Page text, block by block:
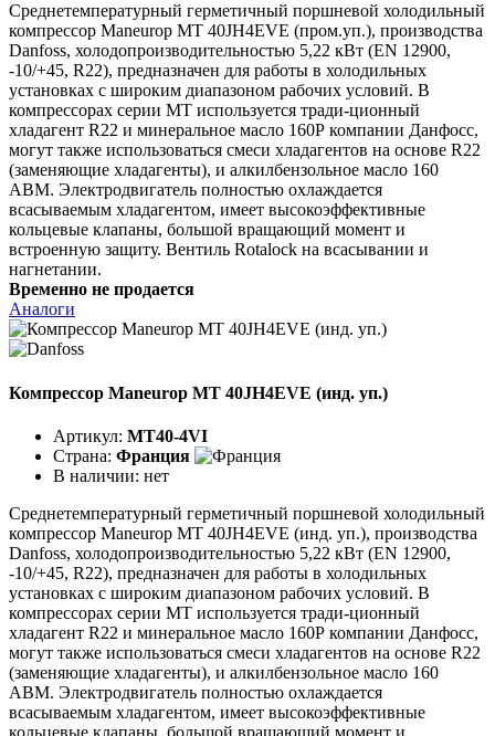
Среднетемпературный герметичный поршневой холодильный
компрессор Maneurop MT 40JH4EVE (пром.уп.), производства
Danfoss, холодопроизводительностью 5,22 кВт (EN 12900,
-10/+45, R22), предназначен для работы в холодильных
установках с широким диапазоном рабочих условий. В
компрессорах серии МТ используется тради-ционный
хладагент R22 и минеральное масло 160Р компании Данфосс,
могут также использоваться смеси хладагентов на основе R22
(заменяющие хладагенты), и алкилбензольное масло 160
АВМ. Электродвигатель полностью охлаждается
всасываемым хладагентом, имеет высокоэффективные
кольцевые клапаны, большой вращающий момент и
встроенную защиту. Вентиль Rotalock на всасывании и
нагнетании.
Временно не продается
Аналоги
Компрессор Maneurop MT 40JH4EVE (инд. уп.)
Артикул: MT40-4VI
Страна: Франция
В наличии: нет
Среднетемпературный герметичный поршневой холодильный
компрессор Maneurop MT 40JH4EVE (инд. уп.), производства
Danfoss, холодопроизводительностью 5,22 кВт (EN 12900,
-10/+45, R22), предназначен для работы в холодильных
установках с широким диапазоном рабочих условий. В
компрессорах серии МТ используется тради-ционный
хладагент R22 и минеральное масло 160Р компании Данфосс,
могут также использоваться смеси хладагентов на основе R22
(заменяющие хладагенты), и алкилбензольное масло 160
АВМ. Электродвигатель полностью охлаждается
всасываемым хладагентом, имеет высокоэффективные
кольцевые клапаны, большой вращающий момент и